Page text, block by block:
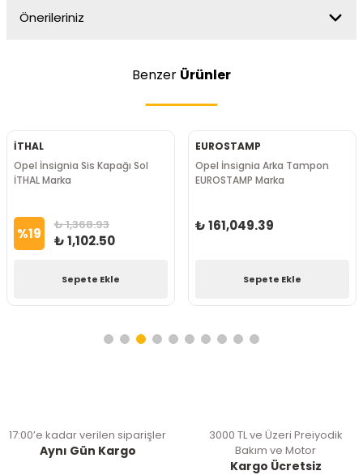
Önerileriniz
Benzer Ürünler
İTHAL
Opel İnsignia Sis Kapağı Sol
İTHAL Marka
%19 ₺ 1,368.93
₺ 1,102.50
Sepete Ekle
EUROSTAMP
Opel İnsignia Arka Tampon
EUROSTAMP Marka
₺ 161,049.39
Sepete Ekle
17:00’e kadar verilen siparişler
Aynı Gün Kargo
3000 TL ve Üzeri Preiyodik
Bakım ve Motor
Kargo Ücretsiz